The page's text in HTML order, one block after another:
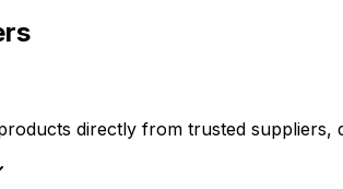
directly from trusted